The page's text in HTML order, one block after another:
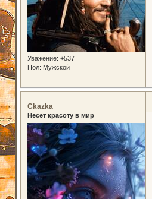
Уважение: +537
Пол: Мужской
Ckazka
Несет красоту в мир